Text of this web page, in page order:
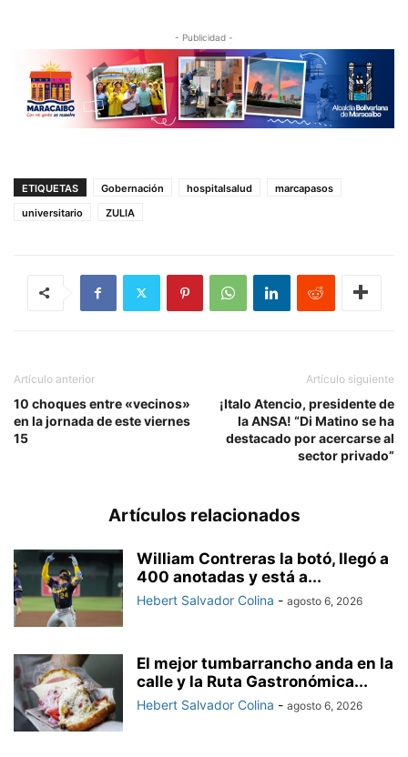
- Publicidad -
ETIQUETAS Gobernación hospitalsalud
marcapasos
universitario
ZULIA
Artículo anterior
10 choques entre «vecinos»
en la jornada de este viernes
15
Artículo siguiente
¡Italo Atencio, presidente de
la ANSA! “Di Matino se ha
destacado por acercarse al
sector privado”
Artículos relacionados
William Contreras la botó, llegó a
400 anotadas y está a...
Hebert Salvador Colina - agosto 6, 2026
El mejor tumbarrancho anda en la
calle y la Ruta Gastronómica...
Hebert Salvador Colina - agosto 6, 2026